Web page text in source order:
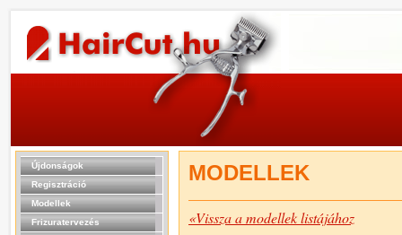
Újdonságok
Regisztráció
Modellek
Frizuratervezés
MODELLEK
«Vissza a modellek listájához